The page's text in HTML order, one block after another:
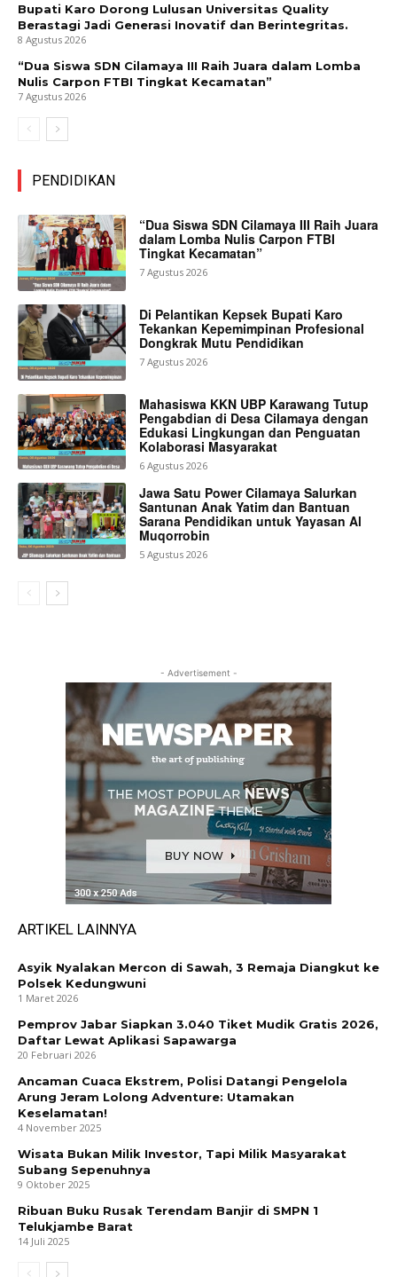
Bupati Karo Dorong Lulusan Universitas Quality
Berastagi Jadi Generasi Inovatif dan Berintegritas.
8 Agustus 2026
“Dua Siswa SDN Cilamaya III Raih Juara dalam Lomba
Nulis Carpon FTBI Tingkat Kecamatan”
7 Agustus 2026
PENDIDIKAN
“Dua Siswa SDN Cilamaya III Raih Juara
dalam Lomba Nulis Carpon FTBI
Tingkat Kecamatan”
7 Agustus 2026
Di Pelantikan Kepsek Bupati Karo
Tekankan Kepemimpinan Profesional
Dongkrak Mutu Pendidikan
7 Agustus 2026
Mahasiswa KKN UBP Karawang Tutup
Pengabdian di Desa Cilamaya dengan
Edukasi Lingkungan dan Penguatan
Kolaborasi Masyarakat
6 Agustus 2026
Jawa Satu Power Cilamaya Salurkan
Santunan Anak Yatim dan Bantuan
Sarana Pendidikan untuk Yayasan Al
Muqorrobin
5 Agustus 2026
- Advertisement -
ARTIKEL LAINNYA
Asyik Nyalakan Mercon di Sawah, 3 Remaja Diangkut ke
Polsek Kedungwuni
1 Maret 2026
Pemprov Jabar Siapkan 3.040 Tiket Mudik Gratis 2026,
Daftar Lewat Aplikasi Sapawarga
20 Februari 2026
Ancaman Cuaca Ekstrem, Polisi Datangi Pengelola
Arung Jeram Lolong Adventure: Utamakan
Keselamatan!
4 November 2025
Wisata Bukan Milik Investor, Tapi Milik Masyarakat
Subang Sepenuhnya
9 Oktober 2025
Ribuan Buku Rusak Terendam Banjir di SMPN 1
Telukjambe Barat
14 Juli 2025